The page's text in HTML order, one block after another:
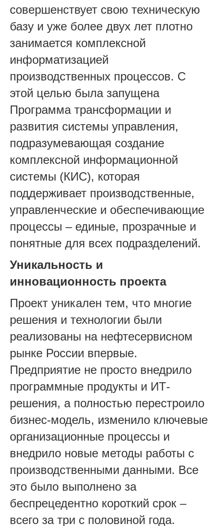
совершенствует свою техническую
базу и уже более двух лет плотно
занимается комплексной
информатизацией
производственных процессов. С
этой целью была запущена
Программа трансформации и
развития системы управления,
подразумевающая создание
комплексной информационной
системы (КИС), которая
поддерживает производственные,
управленческие и обеспечивающие
процессы – единые, прозрачные и
понятные для всех подразделений.
Уникальность и
инновационность проекта
Проект уникален тем, что многие
решения и технологии были
реализованы на нефтесервисном
рынке России впервые.
Предприятие не просто внедрило
программные продукты и ИТ-
решения, а полностью перестроило
бизнес-модель, изменило ключевые
организационные процессы и
внедрило новые методы работы с
производственными данными. Все
это было выполнено за
беспрецедентно короткий срок –
всего за три с половиной года.